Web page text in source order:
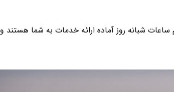
شبانه روز آماده ارائه خدمات به شما هستند و